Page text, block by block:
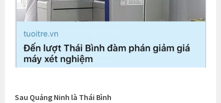
Sau Quảng Ninh là Thái Bình